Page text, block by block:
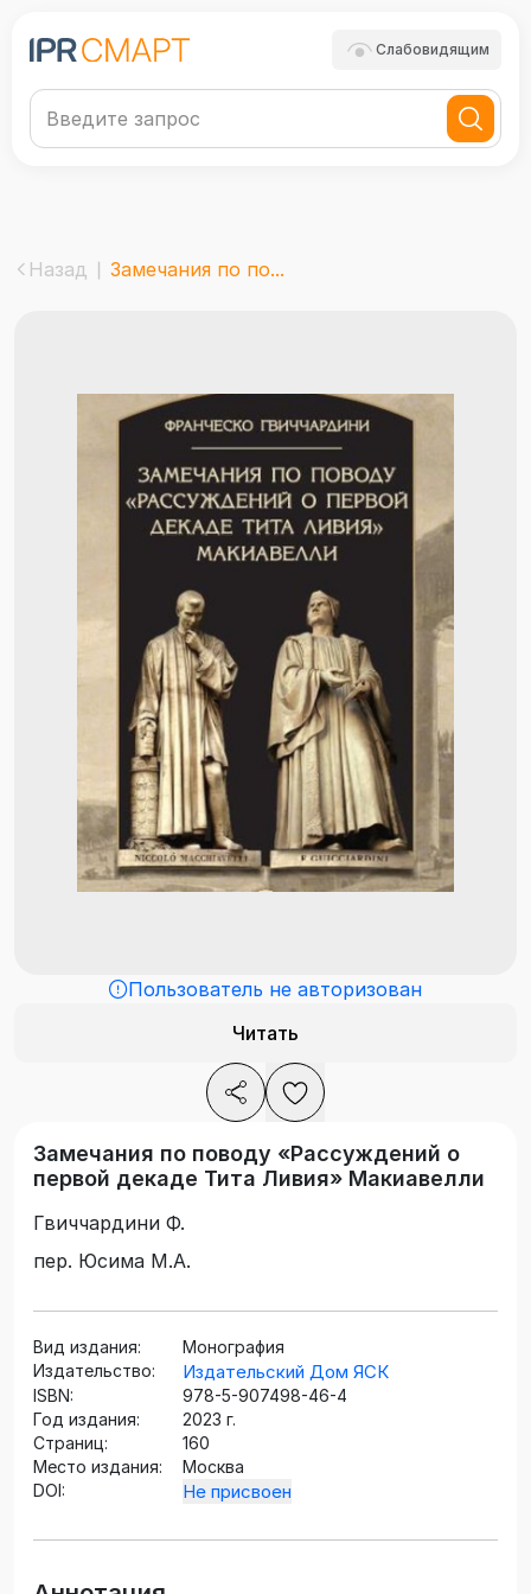
Слабовидящим
Назад Замечания по по...
Пользователь не авторизован
Читать
Замечания по поводу «Рассуждений о
первой декаде Тита Ливия» Макиавелли
Гвиччардини Ф.
пер. Юсима М.А.
Вид издания:
Монография
Издательство:
Издательский Дом ЯСК
ISBN:
978-5-907498-46-4
Год издания:
2023 г.
Страниц:
160
Место издания:
Москва
DOI:
Не присвоен